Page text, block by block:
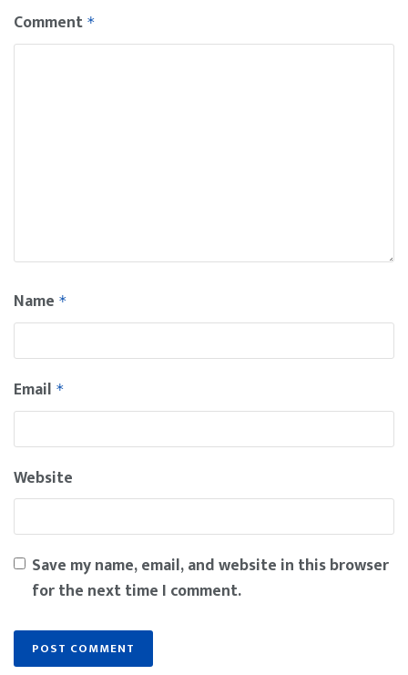
Comment *
Name *
Email *
Website
Save my name, email, and website in this browser
for the next time I comment.